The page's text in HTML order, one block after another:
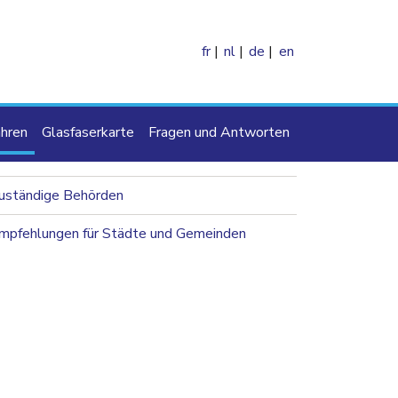
fr nl de en
Glasfaserkarte Fragen und Antworten
2nd level
Behörden
für Städte und Gemeinden